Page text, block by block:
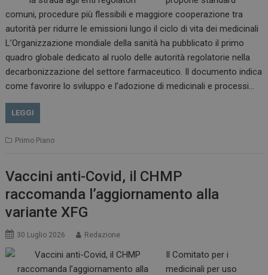
comuni, procedure più flessibili e maggiore cooperazione tra
autorità per ridurre le emissioni lungo il ciclo di vita dei medicinali
L’Organizzazione mondiale della sanità ha pubblicato il primo
quadro globale dedicato al ruolo delle autorità regolatorie nella
decarbonizzazione del settore farmaceutico. Il documento indica
come favorire lo sviluppo e l’adozione di medicinali e processi…
LEGGI
Primo Piano
Vaccini anti-Covid, il CHMP
raccomanda l’aggiornamento alla
variante XFG
30 Luglio 2026 Redazione
Il Comitato per i
medicinali per uso
www.dailyhealthindustry.it
tracking-sites-
www.dailyhealthindustry.it